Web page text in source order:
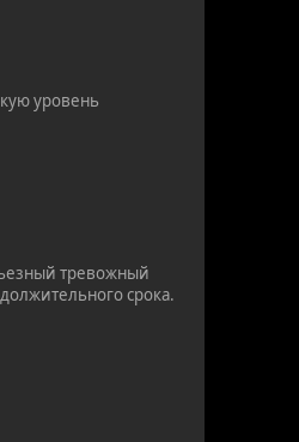
уровень
тревожный
срока.